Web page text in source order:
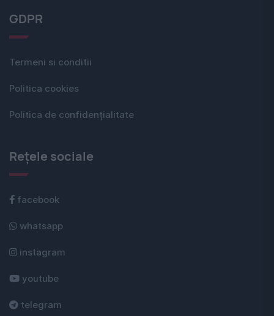
GDPR
Termeni si conditii
Politica cookies
Politica de confidențialitate
Rețele sociale
facebook
whatsapp
instagram
youtube
telegram